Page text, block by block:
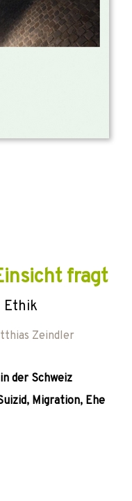
fragt
Ethik
Zeindler
der Schweiz
Migration, Ehe